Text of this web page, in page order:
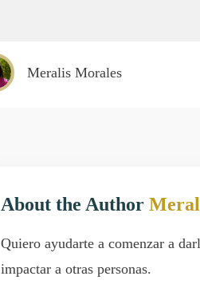
Meralis Morales
About the Author
Quiero ayudarte a comenzar a
impactar a otras personas.